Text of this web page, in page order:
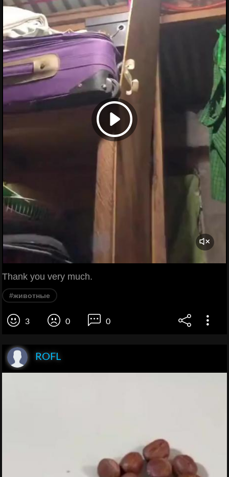
Thank you very much.
#животные
3 0 0
ROFL